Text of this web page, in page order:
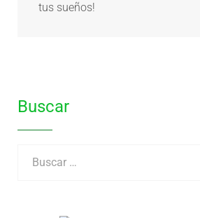
tus sueños!
Buscar